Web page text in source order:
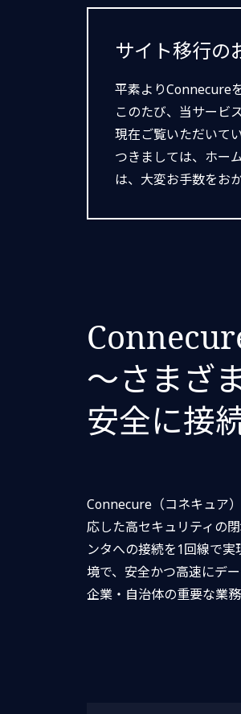
サイト移行の
平素よりConnecure
このたび、当サービ
現在ご覧いただいて
つきましては、ホー
は、大変お手数をお
～さまざ
安全に接
Connecure（コネキュア
応した高セキュリティの
ンタへの接続を1回線で
境で、安全かつ高速にデ
企業・自治体の重要な業